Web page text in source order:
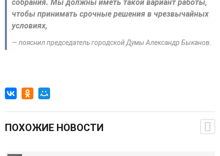
собрания. Мы должны иметь такой вариант работы,
чтобы принимать срочные решения в чрезвычайных
условиях,
— пояснил председатель городской Думы Александр Быканов.
ПОХОЖИЕ НОВОСТИ